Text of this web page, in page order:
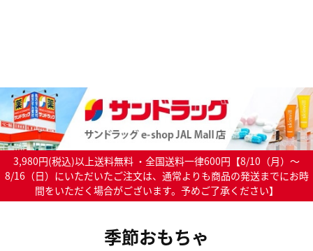
3,980円(税込)以上送料無料 ・全国送料一律600円【8/10（月）～
8/16（日）にいただいたご注文は、通常よりも商品の発送までにお時
間をいただく場合がございます。予めご了承ください】
季節おもちゃ